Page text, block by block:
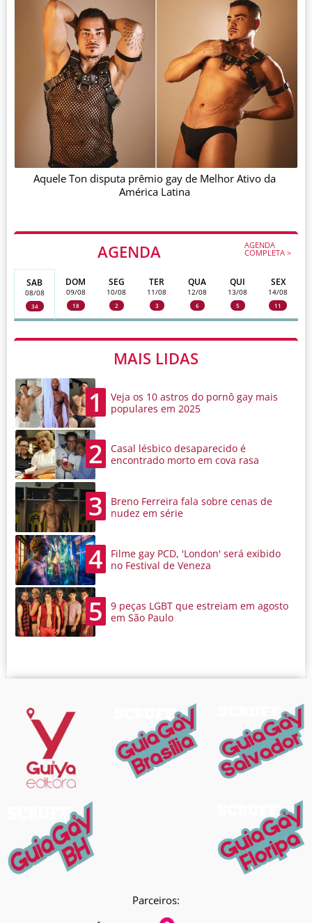
AGENDA AGENDA
COMPLETA >
SAB
08/08
34
DOM
09/08
18
SEG
10/08
2
TER
11/08
3
QUA
12/08
6
QUI
13/08
5
SEX
14/08
11
MAIS LIDAS
1
Veja os 10 astros do pornô gay mais
populares em 2025
2
Casal lésbico desaparecido é
encontrado morto em cova rasa
3
Breno Ferreira fala sobre cenas de
nudez em série
4
Filme gay PCD, 'London' será exibido
no Festival de Veneza
5
9 peças LGBT que estreiam em agosto
em São Paulo
Aquele Ton disputa prêmio gay de Melhor Ativo da
América Latina
Parceiros: